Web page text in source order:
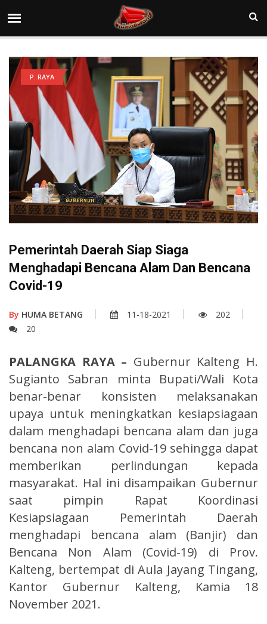
P. RAYA
Pemerintah Daerah Siap Siaga
Menghadapi Bencana Alam Dan Bencana
Covid-19
By HUMA BETANG 11-18-2021
202
20
PALANGKA RAYA – Gubernur Kalteng H.
Sugianto Sabran minta Bupati/Wali Kota
benar-benar konsisten melaksanakan
upaya untuk meningkatkan kesiapsiagaan
dalam menghadapi bencana alam dan juga
bencana non alam Covid-19 sehingga dapat
memberikan perlindungan kepada
masyarakat. Hal ini disampaikan Gubernur
saat pimpin Rapat Koordinasi
Kesiapsiagaan Pemerintah Daerah
menghadapi bencana alam (Banjir) dan
Bencana Non Alam (Covid-19) di Prov.
Kalteng, bertempat di Aula Jayang Tingang,
Kantor Gubernur Kalteng, Kamia 18
November 2021.